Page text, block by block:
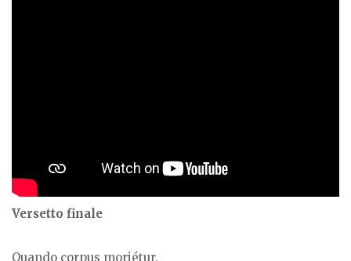
Versetto finale
Quando corpus moriétur,